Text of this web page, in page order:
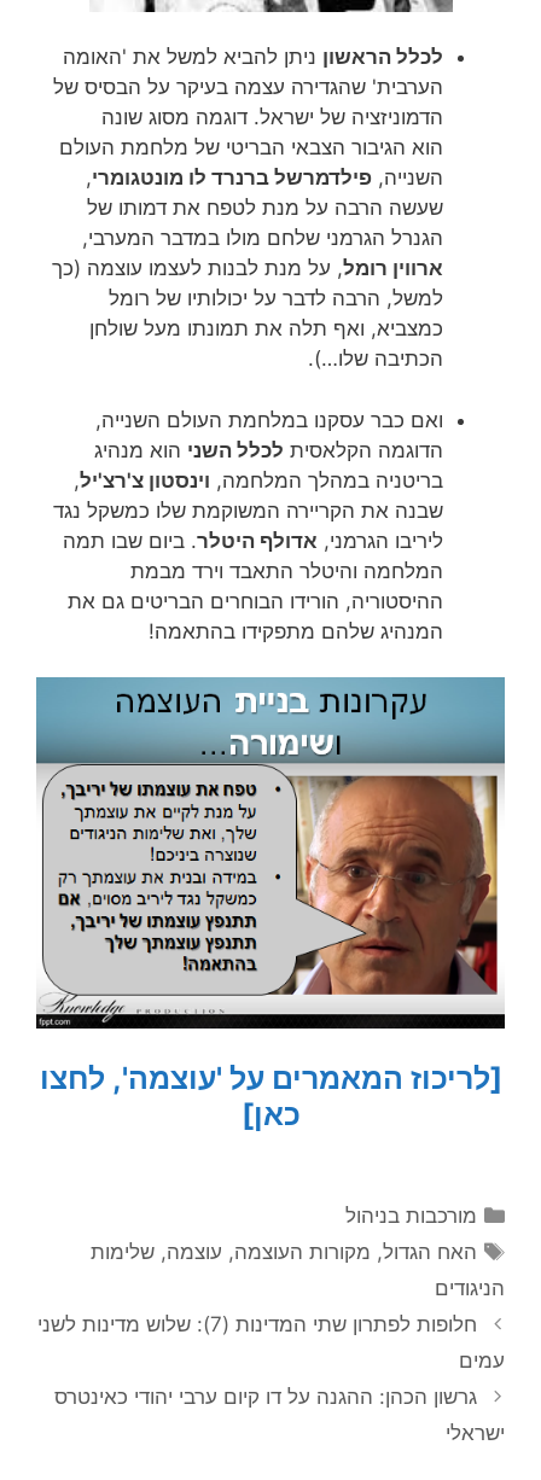
לכלל הראשון ניתן להביא למשל את 'האומה
הערבית' שהגדירה עצמה בעיקר על הבסיס של
הדמוניזציה של ישראל. דוגמה מסוג שונה
הוא הגיבור הצבאי הבריטי של מלחמת העולם
השנייה, פילדמרשל ברנרד לו מונטגומרי,
שעשה הרבה על מנת לטפח את דמותו של
הגנרל הגרמני שלחם מולו במדבר המערבי,
ארווין רומל, על מנת לבנות לעצמו עוצמה (כך
למשל, הרבה לדבר על יכולותיו של רומל
כמצביא, ואף תלה את תמונתו מעל שולחן
הכתיבה שלו…).
ואם כבר עסקנו במלחמת העולם השנייה,
הדוגמה הקלאסית לכלל השני הוא מנהיג
בריטניה במהלך המלחמה, וינסטון צ'רצ'יל,
שבנה את הקריירה המשוקמת שלו כמשקל נגד
ליריבו הגרמני, אדולף היטלר. ביום שבו תמה
המלחמה והיטלר התאבד וירד מבמת
ההיסטוריה, הורידו הבוחרים הבריטים גם את
המנהיג שלהם מתפקידו בהתאמה!
[לריכוז המאמרים על 'עוצמה', לחצו
כאן]
קטגוריות
מורכבות בניהול
תגיות
האח הגדול, מקורות העוצמה, עוצמה,שלימות
הניגודים
חלופות לפתרון שתי המדינות (7): שלוש מדינות לשני
עמים
גרשון הכהן: ההגנה על דו קיום ערבי יהודי כאינטרס
ישראלי